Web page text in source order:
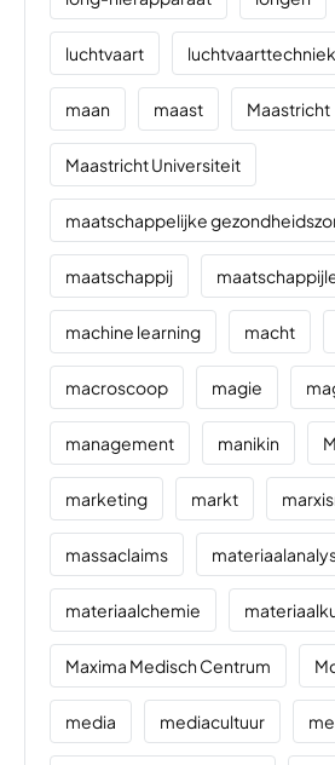
luchtvaart luchtvaarttechniek
maan maast Maastricht
Maastricht Universiteit
maatschappelijke
maatschappij
machine learning macht
macroscoop magie
management manikin
marketing markt
massaclaims
materiaalchemie
Maxima Medisch Centrum
media mediacultuur